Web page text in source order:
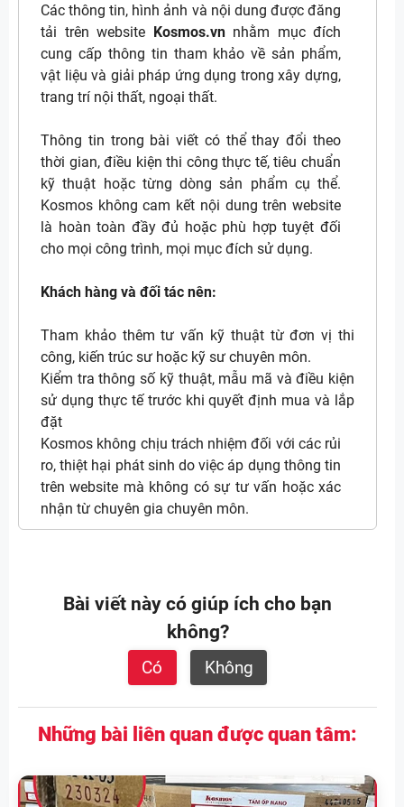
Các thông tin, hình ảnh và nội dung được đăng
tải trên website Kosmos.vnnhằm mục đích
cung cấp thông tin tham khảo về sản phẩm,
vật liệu và giải pháp ứng dụng trong xây dựng,
trang trí nội thất, ngoại thất.
Thông tin trong bài viết có thể thay đổi theo
thời gian, điều kiện thi công thực tế, tiêu chuẩn
kỹ thuật hoặc từng dòng sản phẩm cụ thể.
Kosmos không cam kết nội dung trên website
là hoàn toàn đầy đủ hoặc phù hợp tuyệt đối
cho mọi công trình, mọi mục đích sử dụng.
Khách hàng và đối tác nên:
Tham khảo thêm tư vấn kỹ thuật từ đơn vị thi
công, kiến trúc sư hoặc kỹ sư chuyên môn.
Kiểm tra thông số kỹ thuật, mẫu mã và điều kiện
sử dụng thực tế trước khi quyết định mua và lắp
đặt
Kosmos không chịu trách nhiệm đối với các rủi
ro, thiệt hại phát sinh do việc áp dụng thông tin
trên website mà không có sự tư vấn hoặc xác
nhận từ chuyên gia chuyên môn.
Bài viết này có giúp ích cho bạn
không?
Có Không
Những bài liên quan được quan tâm: